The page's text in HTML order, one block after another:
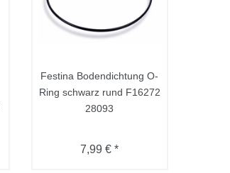
Festina Bodendichtung O-
Ring schwarz rund F16272
28093
7,99 € *